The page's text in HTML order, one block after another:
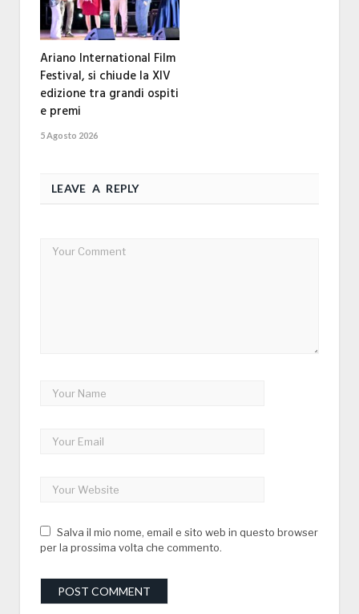
Ariano International Film
Festival, si chiude la XIV
edizione tra grandi ospiti
e premi
5 Agosto 2026
LEAVE A REPLY
Salva il mio nome, email e sito web in questo browser
per la prossima volta che commento.